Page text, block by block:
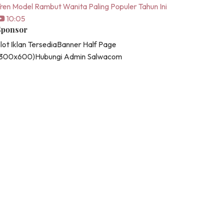
Model Rambut Wanita Paling Populer Tahun Ini
10:05
Iklan TersediaBanner Half Page
Hubungi Admin Salwacom